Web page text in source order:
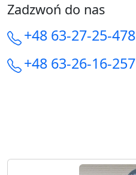
Zadzwoń do nas
+48 63-27-25-478
+48 63-26-16-257